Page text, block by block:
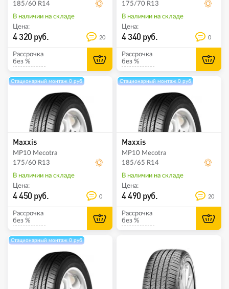
185/60 R14
В наличии на складе
Цена:
4 320 руб. 20
Рассрочка
без %
175/70 R13
В наличии на складе
Цена:
4 340 руб. 0
Рассрочка
без %
Стационарный монтаж 0 руб
Maxxis
MP10 Mecotra
175/60 R13
В наличии на складе
Цена:
4 450 руб. 0
Рассрочка
без %
Стационарный монтаж 0 руб
Maxxis
MP10 Mecotra
185/65 R14
В наличии на складе
Цена:
4 490 руб. 20
Рассрочка
без %
Стационарный монтаж 0 руб